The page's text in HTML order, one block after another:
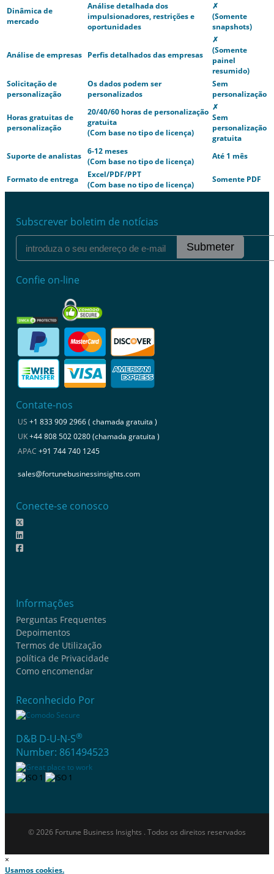
Dinâmica de
mercado
Análise detalhada dos
impulsionadores, restrições e
oportunidades
✗
(Somente
snapshots)
Análise de empresas Perfis detalhados das empresas
✗
(Somente
painel
resumido)
Solicitação de
personalização
Os dados podem ser
personalizados
Sem
personalização
Horas gratuitas de
personalização
20/40/60 horas de personalização
gratuita
(Com base no tipo de licença)
✗
Sem
personalização
gratuita
Suporte de analistas 6-12 meses
(Com base no tipo de licença)
Até 1 mês
Formato de entrega
Excel/PDF/PPT
(Com base no tipo de licença)
Somente PDF
Subscrever boletim de notícias
Submeter
Confie on-line
Contate-nos
US +1 833 909 2966 ( chamada gratuita )
UK+44 808 502 0280 (chamada gratuita )
APAC +91 744 740 1245
sales@fortunebusinessinsights.com
Conecte-se conosco
Informações
Perguntas Frequentes
Depoimentos
Termos de Utilização
política de Privacidade
Como encomendar
Reconhecido Por
D&B D-U-N-S®
Number: 861494523
© 2026 Fortune Business Insights . Todos os direitos reservados
×
Usamos cookies.